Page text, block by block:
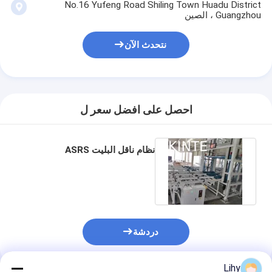
جولة في المصنع
مراقبة الجودة
مدونة
نتحدث الآن
نظام استرجاع التخزين الآلي
نظام مناولة المواد الآلي
No.16 Yufeng Road Shiling Town Huadu District
Guangzhou ، الصين
نتحدث الآن
احصل على افضل سعر ل
نظام ناقل البليت ASRS
دردشة
Lihy